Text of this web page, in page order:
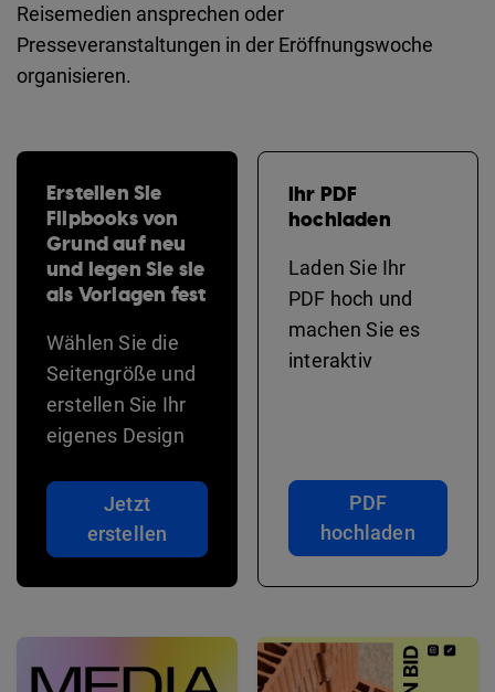
Reisemedien ansprechen oder
Presseveranstaltungen in der Eröffnungswoche
organisieren.
Erstellen Sie
Flipbooks von
Grund auf neu
und legen Sie sie
als Vorlagen fest
Wählen Sie die
Seitengröße und
erstellen Sie Ihr
eigenes Design
Jetzt
erstellen
Ihr PDF
hochladen
Laden Sie Ihr
PDF hoch und
machen Sie es
interaktiv
PDF
hochladen